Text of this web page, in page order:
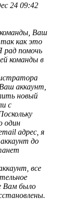
24 09:42
Ваш
как это
рад помочь
команды в
аккаунт,
новый
с
один
адрес, я
до
все
Вам было